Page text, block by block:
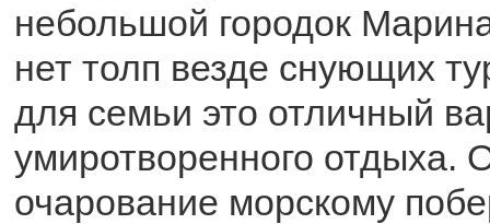
небольшой городок
нет толп везде снующих
для семьи это отличный
умиротворенного отдыха.
очарование морскому